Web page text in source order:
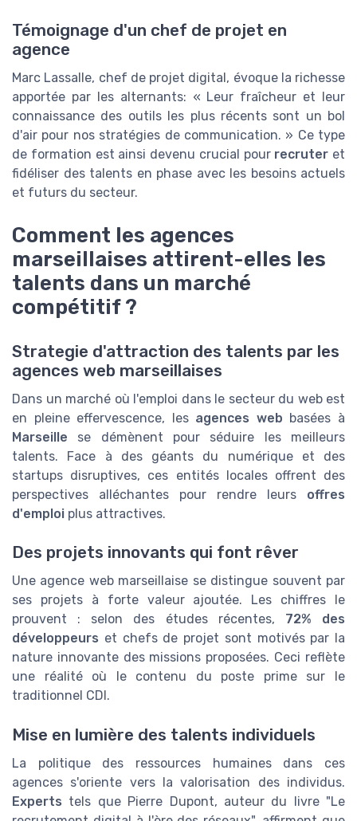
Témoignage d'un chef de projet en
agence
Marc Lassalle, chef de projet digital, évoque la richesse
apportée par les alternants: « Leur fraîcheur et leur
connaissance des outils les plus récents sont un bol
d'air pour nos stratégies de communication. » Ce type
de formation est ainsi devenu crucial pour recruter et
fidéliser des talents en phase avec les besoins actuels
et futurs du secteur.
Comment les agences
marseillaises attirent-elles les
talents dans un marché
compétitif ?
Strategie d'attraction des talents par les
agences web marseillaises
Dans un marché où l'emploi dans le secteur du web est
en pleine effervescence, les agences web basées à
Marseille se démènent pour séduire les meilleurs
talents. Face à des géants du numérique et des
startups disruptives, ces entités locales offrent des
perspectives alléchantes pour rendre leurs offres
d'emploi plus attractives.
Des projets innovants qui font rêver
Une agence web marseillaise se distingue souvent par
ses projets à forte valeur ajoutée. Les chiffres le
prouvent : selon des études récentes, 72% des
développeurs et chefs de projet sont motivés par la
nature innovante des missions proposées. Ceci reflète
une réalité où le contenu du poste prime sur le
traditionnel CDI.
Mise en lumière des talents individuels
La politique des ressources humaines dans ces
agences s'oriente vers la valorisation des individus.
Experts tels que Pierre Dupont, auteur du livre "Le